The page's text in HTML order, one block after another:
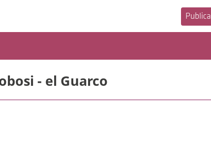
- el Guarco